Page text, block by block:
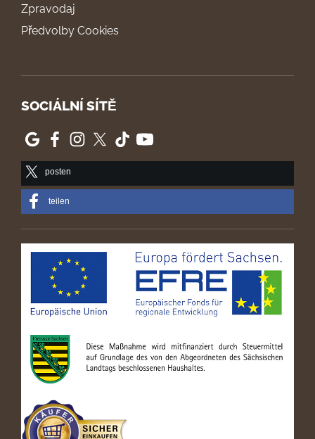
Zpravodaj
Předvolby Cookies
SOCIÁLNÍ SÍTĚ
posten
teilen